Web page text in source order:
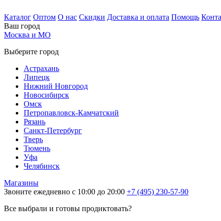
Каталог Оптом О нас Скидки Доставка и оплата Помощь
Ваш город
Москва и МО
Выберите город
Астрахань
Липецк
Нижний Новгород
Новосибирск
Омск
Петропавловск-Камчатский
Рязань
Санкт-Петербург
Тверь
Тюмень
Уфа
Челябинск
Магазины
Звоните ежедневно с 10:00 до 20:00 +7 (495) 230-57-90
Все выбрали и готовы продиктовать?